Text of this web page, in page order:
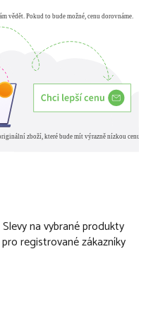
Slevy na vybrané produkty
pro registrované zákazníky